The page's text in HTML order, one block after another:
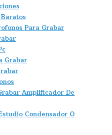
Para Grabar
Grabar
Amplificador De
Condensador O